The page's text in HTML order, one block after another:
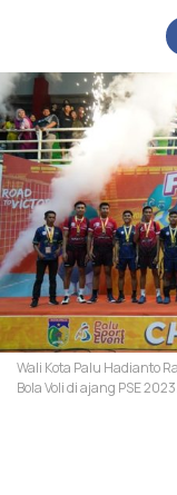
Wali Kota Palu Hadianto
Bola Voli di ajang PSE